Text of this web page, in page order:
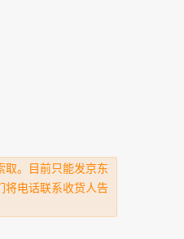
取。目前只能发京东
将电话联系收货人告